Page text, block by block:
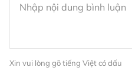
Xin vui lòng gõ tiếng Việt có dấu